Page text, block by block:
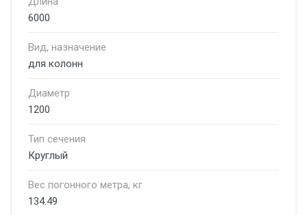
6000
Вид, назначение
для колонн
Диаметр
1200
Тип сечения
Круглый
Вес погонного метра, кг
134.49